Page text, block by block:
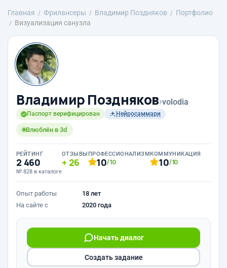
Главная Фрилансеры Владимир Поздняков
Портфолио
Визуализация санузла
Владимир Поздняков›volodia
Паспорт верифицирован Нейросаммари
Влюблён в 3d
РЕЙТИНГ
2 460
№ 828 в каталоге
ОТЗЫВЫ
26
ПРОФЕССИОНАЛИЗМ
10/10
КОММУНИКАЦИЯ
10/10
Опыт работы
18 лет
На сайте с
2020 года
Начать диалог
Создать задание